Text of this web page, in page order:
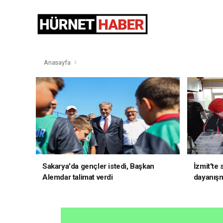
Anasayfa
Sakarya'da gençler istedi, Başkan
Alemdar talimat verdi
İzmit'te